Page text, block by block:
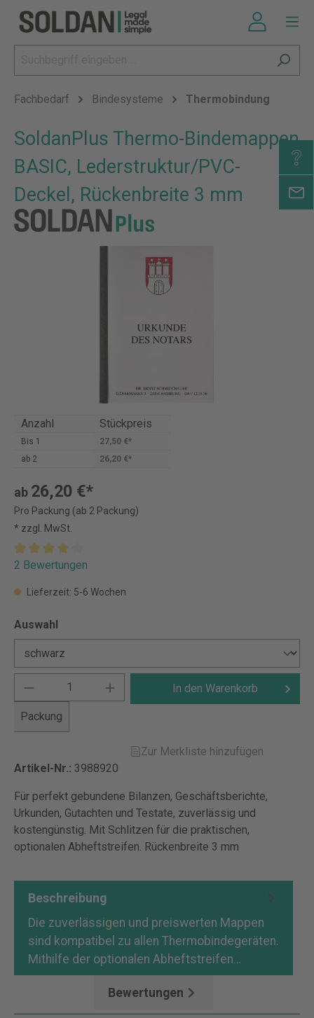
Fachbedarf Bindesysteme Thermobindung
SoldanPlus Thermo-Bindemappen
BASIC, Lederstruktur/PVC-
Deckel, Rückenbreite 3 mm
Anzahl Stückpreis
Bis 1
27,50 €*
ab 2 26,20 €*
ab 26,20 €*
Pro Packung (ab 2 Packung)
* zzgl. MwSt.
2 Bewertungen
Lieferzeit: 5-6 Wochen
Auswahl
Packung
In den Warenkorb
Zur Merkliste hinzufügen
Artikel-Nr.: 3988920
Für perfekt gebundene Bilanzen, Geschäftsberichte,
Urkunden, Gutachten und Testate, zuverlässig und
kostengünstig. Mit Schlitzen für die praktischen,
optionalen Abheftstreifen. Rückenbreite 3 mm
Beschreibung
Die zuverlässigen und preiswerten Mappen
sind kompatibel zu allen Thermobindegeräten.
Mithilfe der optionalen Abheftstreifen…
Bewertungen